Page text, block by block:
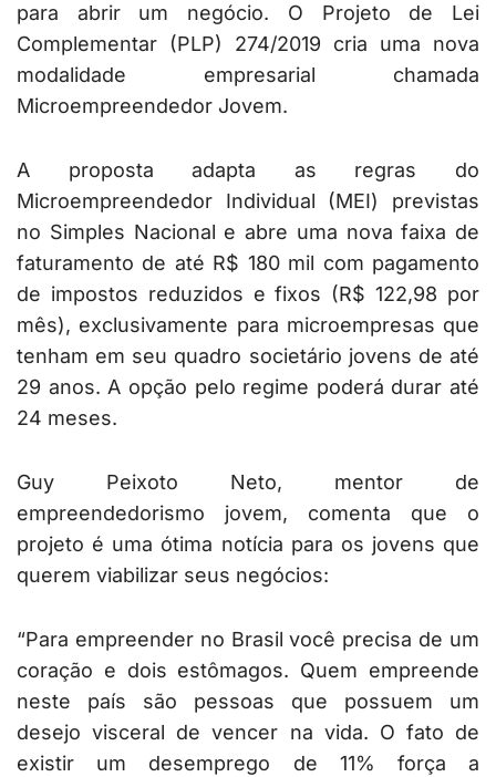
para abrir um negócio. O Projeto de Lei
Complementar (PLP) 274/2019 cria uma nova
modalidade empresarial chamada
Microempreendedor Jovem.
A proposta adapta as regras do
Microempreendedor Individual (MEI) previstas
no Simples Nacional e abre uma nova faixa de
faturamento de até R$ 180 mil com pagamento
de impostos reduzidos e fixos (R$ 122,98 por
mês), exclusivamente para microempresas que
tenham em seu quadro societário jovens de até
29 anos. A opção pelo regime poderá durar até
24 meses.
Guy Peixoto Neto, mentor de
empreendedorismo jovem, comenta que o
projeto é uma ótima notícia para os jovens que
querem viabilizar seus negócios:
“Para empreender no Brasil você precisa de um
coração e dois estômagos. Quem empreende
neste país são pessoas que possuem um
desejo visceral de vencer na vida. O fato de
existir um desemprego de 11% força a